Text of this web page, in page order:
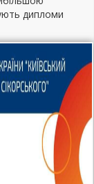
дипломи